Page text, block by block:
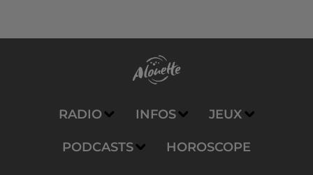
RADIO INFOS JEUX
PODCASTS HOROSCOPE